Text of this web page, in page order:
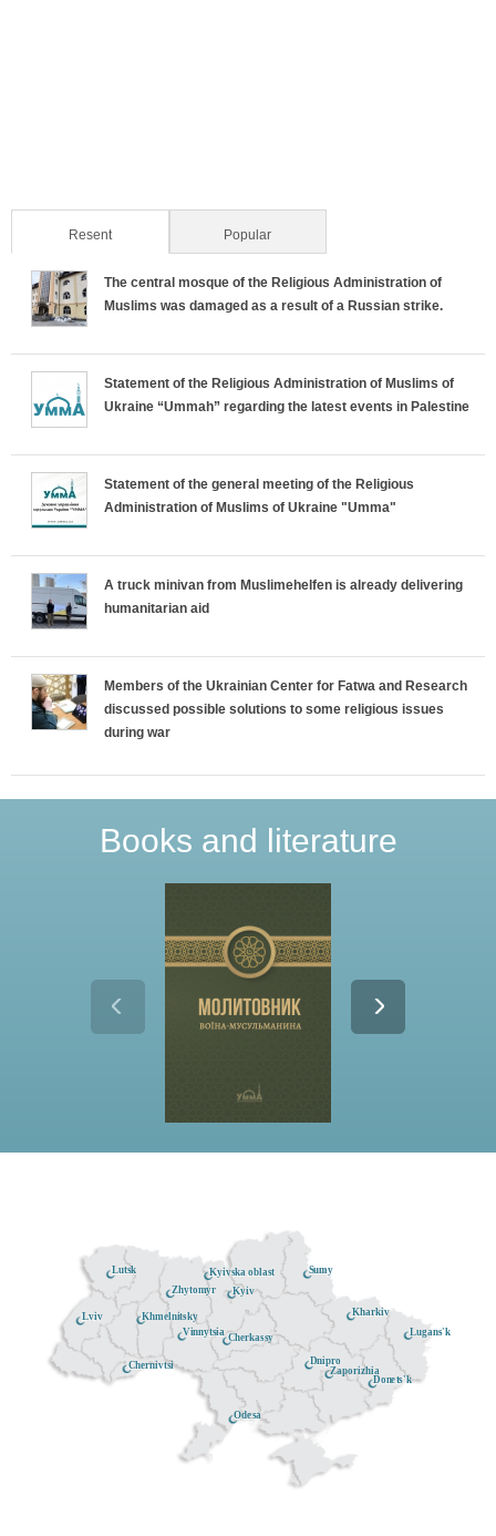
Resent(active tab) Popular
The central mosque of the Religious Administration of
Muslims was damaged as a result of a Russian strike.
Statement of the Religious Administration of Muslims of
Ukraine “Ummah” regarding the latest events in Palestine
Statement of the general meeting of the Religious
Administration of Muslims of Ukraine "Umma"
A truck minivan from Muslimehelfen is already delivering
humanitarian aid
Members of the Ukrainian Center for Fatwa and Research
discussed possible solutions to some religious issues
during war
Books and literature
Kyiv
Dnipro
Donets'k
Lugans'k
Sumy
Kyivska oblast
Lutsk
Zhytomyr
Khmelnitsky
Cherkassy
Odesa
Vinnytsia
Zaporizhia
Chernivtsi
Lviv Kharkiv